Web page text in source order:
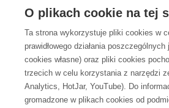
O plikach cookie na tej
Ta strona wykorzystuje pliki cookies w
prawidłowego działania
cookies własne) oraz pliki cookies
trzecich w celu korzystania z narzędzi
Analytics, HotJar, YouTube). Do
gromadzone w plikach cookies od
OBSŁUGA KLIENTA
KONTAKT